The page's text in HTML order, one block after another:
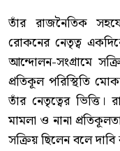
তাঁর রাজনৈতিক
রোকনের নেতৃত্ব
আন্দোলন-সংগ্রামে
প্রতিকূল পরিস্থিতি
তাঁর নেতৃত্বের ভিত্তি।
মামলা ও নানা
সক্রিয় ছিলেন বলে